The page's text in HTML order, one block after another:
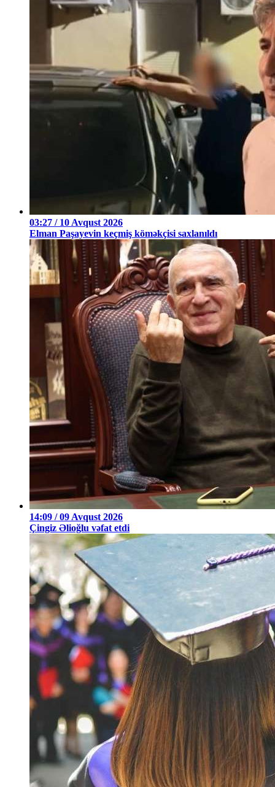
03:27 / 10 Avqust 2026
Elman Paşayevin keçmiş köməkçisi saxlanıldı
14:09 / 09 Avqust 2026
Çingiz Əlioğlu vəfat etdi